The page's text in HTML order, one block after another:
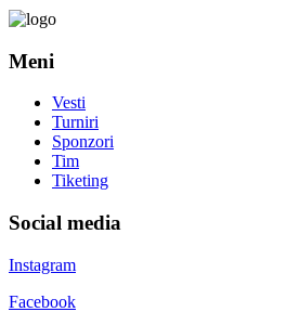
Meni
Vesti
Turniri
Sponzori
Tim
Tiketing
Social media
Instagram
Facebook